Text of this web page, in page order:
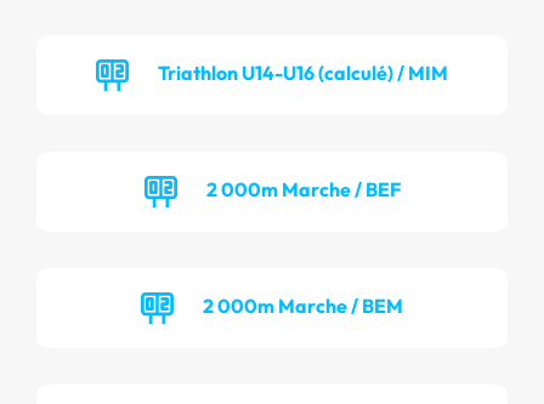
Triathlon U14-U16 (calculé) / MIM
2 000m Marche / BEF
2 000m Marche / BEM